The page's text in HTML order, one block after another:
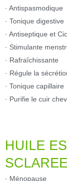
· Antispasmodique
· Tonique digestive
· Antiseptique et
· Stimulante
· Rafraîchissante
· Régule la
· Tonique capillaire
· Purifie le cuir
HUILE
· Ménopause